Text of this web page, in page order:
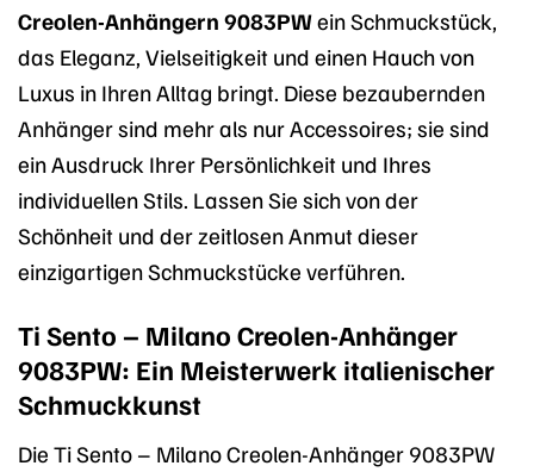
Creolen-Anhängern 9083PWein Schmuckstück,
das Eleganz, Vielseitigkeit und einen Hauch von
Luxus in Ihren Alltag bringt. Diese bezaubernden
Anhänger sind mehr als nur Accessoires; sie sind
ein Ausdruck Ihrer Persönlichkeit und Ihres
individuellen Stils. Lassen Sie sich von der
Schönheit und der zeitlosen Anmut dieser
einzigartigen Schmuckstücke verführen.
Ti Sento – Milano Creolen-Anhänger
9083PW: Ein Meisterwerk italienischer
Schmuckkunst
Die Ti Sento – Milano Creolen-Anhänger 9083PW